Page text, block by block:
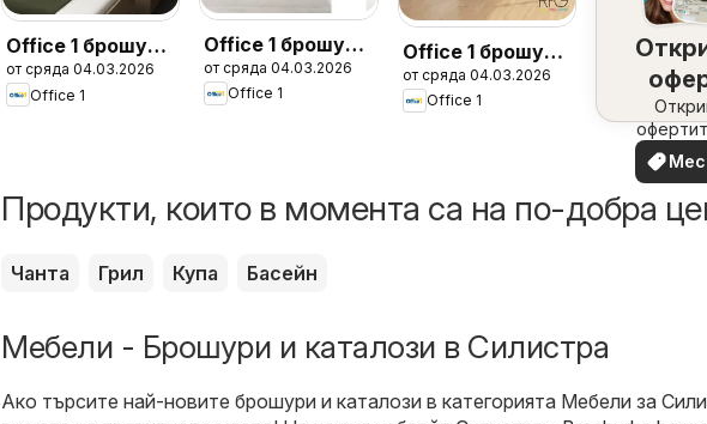
Office 1 брошура
- Студентски
общежития
от сряда 04.03.2026
Office 1
Office 1 брошура
- RFG Мебели
от сряда 04.03.2026
Office 1
Office 1 брошура
- Детски
градини
от сряда 04.03.2026
Office 1
вашия
Продукти, които в момента са на по-добра
Чанта Грил Купа Басейн
Мебели - Брошури и каталози в Силистра
Ако търсите най-новите брошури и каталози в категорията Мебели за